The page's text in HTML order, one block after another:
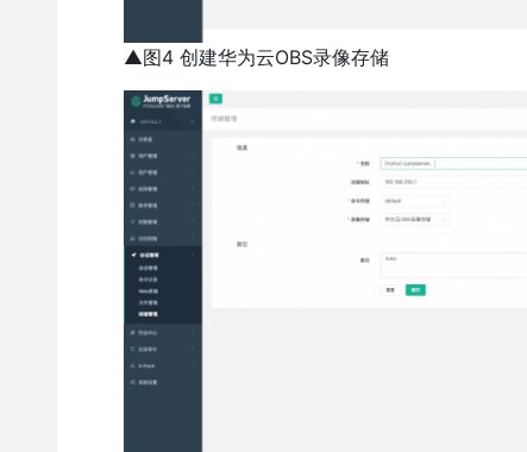
▲图4 创建华为云OBS录像存储